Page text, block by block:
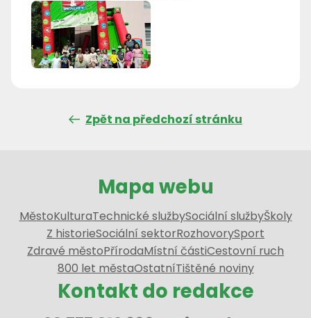
Zpět na předchozí stránku
Mapa webu
MěstoKulturaTechnické službySociální službyŠkoly
Z historieSociální sektorRozhovorySport
Zdravé městoPřírodaMístní částiCestovní ruch
800 let městaOstatníTištěné noviny
Kontakt do redakce